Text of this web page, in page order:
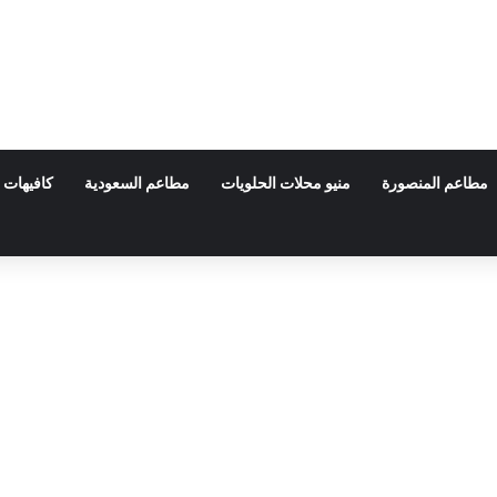
مطاعم المنصورة منيو محلات الحلويات مطاعم السعودية